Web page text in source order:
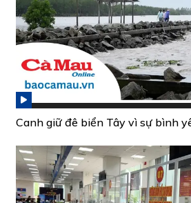
Canh giữ đê biển Tây vì sự bình